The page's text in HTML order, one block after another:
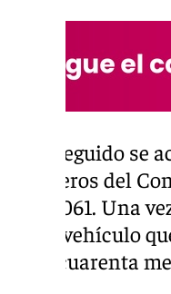
Acto seguido se
Bomberos del
(CES) 061. Una
de un vehículo
unos cuarenta